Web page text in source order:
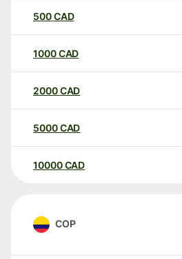
500CAD
1000CAD
2000CAD
5000CAD
10000 CAD
COP